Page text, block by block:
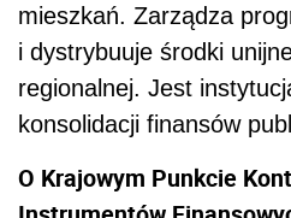
mieszkań. Zarządza
i dystrybuuje środki
regionalnej. Jest
konsolidacji finansów
O Krajowym Punkcie